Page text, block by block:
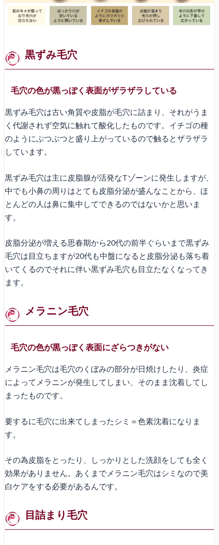
黒ずみ毛穴
毛穴の色が黒っぽく表面がザラザラしている
黒ずみ毛穴は古い角質や皮脂が毛穴に詰まり、それがうま
く代謝されず空気に触れて酸化したものです。イチゴの種
のようにぶつぶつと盛り上がっているので触るとザラザラ
しています。
黒ずみ毛穴は主に皮脂腺が活発なTゾーンに発生しますが、
中でも小鼻の周りはとても皮脂分泌が盛んなことから、ほ
とんどの人は鼻に集中してできるのではないかと思いま
す。
皮脂分泌が増える思春期から20代の前半ぐらいまで黒ずみ
毛穴は目立ちますが20代も中盤になると皮脂分泌も落ち着
いてくるのでそれに伴い黒ずみ毛穴も目立たなくなってき
ます。
メラニン毛穴
毛穴の色が黒っぽく表面にざらつきがない
メラニン毛穴は毛穴のくぼみの部分が日焼けしたり、炎症
によってメラニンが発生してしまい、そのまま沈着してし
まったものです。
要するに毛穴に出来てしまったシミ＝色素沈着になりま
す。
その為皮脂をとったり、しっかりとした洗顔をしても全く
効果がありません。あくまでメラニン毛穴はシミなので美
白ケアをする必要があるんです。
目詰まり毛穴